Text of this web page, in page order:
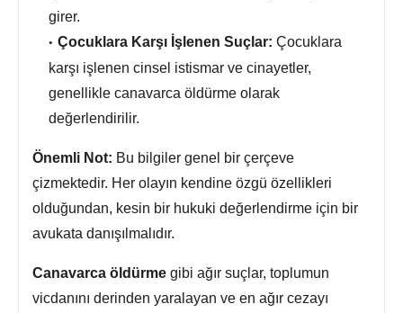
girer.
Çocuklara Karşı İşlenen Suçlar: Çocuklara
karşı işlenen cinsel istismar ve cinayetler,
genellikle canavarca öldürme olarak
değerlendirilir.
Önemli Not: Bu bilgiler genel bir çerçeve
çizmektedir. Her olayın kendine özgü özellikleri
olduğundan, kesin bir hukuki değerlendirme için bir
avukata danışılmalıdır.
Canavarca öldürme gibi ağır suçlar, toplumun
vicdanını derinden yaralayan ve en ağır cezayı